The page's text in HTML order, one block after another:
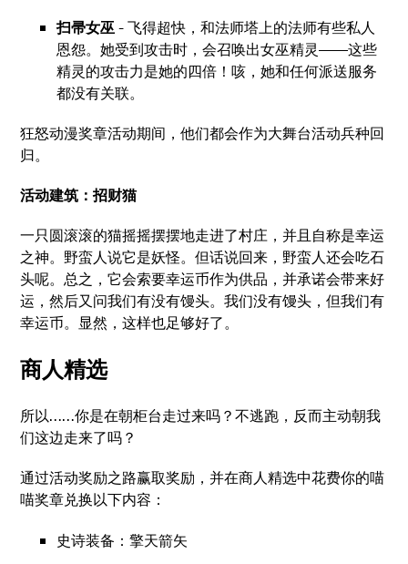
扫帚女巫 - 飞得超快，和法师塔上的法师有些私人
恩怨。她受到攻击时，会召唤出女巫精灵——这些
精灵的攻击力是她的四倍！咳，她和任何派送服务
都没有关联。
狂怒动漫奖章活动期间，他们都会作为大舞台活动兵种回
归。
活动建筑：招财猫
一只圆滚滚的猫摇摇摆摆地走进了村庄，并且自称是幸运
之神。野蛮人说它是妖怪。但话说回来，野蛮人还会吃石
头呢。总之，它会索要幸运币作为供品，并承诺会带来好
运，然后又问我们有没有馒头。我们没有馒头，但我们有
幸运币。显然，这样也足够好了。
商人精选
所以……你是在朝柜台走过来吗？不逃跑，反而主动朝我
们这边走来了吗？
通过活动奖励之路赢取奖励，并在商人精选中花费你的喵
喵奖章兑换以下内容：
史诗装备：擎天箭矢